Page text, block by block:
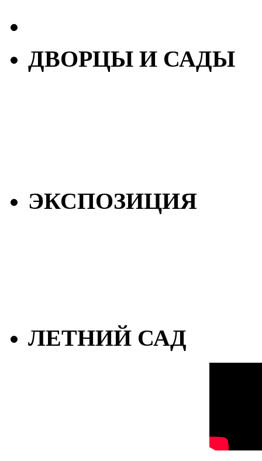
ДВОРЦЫ И САДЫ
ЭКСПОЗИЦИЯ
ЛЕТНИЙ САД